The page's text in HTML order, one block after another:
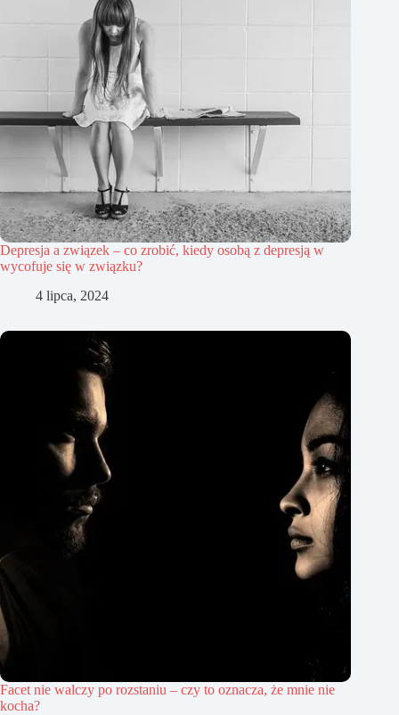
Depresja a związek – co zrobić, kiedy osobą z depresją w
wycofuje się w związku?
4 lipca, 2024
Facet nie walczy po rozstaniu – czy to oznacza, że mnie nie
kocha?